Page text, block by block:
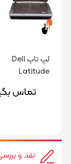
لپ تاپ Dell
Latitude
پردازنده I5
تماس
نقد و